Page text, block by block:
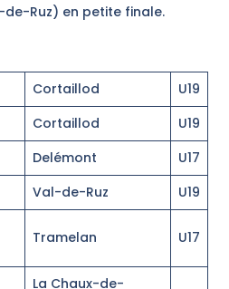
Ruz) en petite finale.
Cortaillod
U19
Cortaillod
U19
Delémont
U17
Val-de-Ruz U19
Tramelan U17
La Chaux-de-